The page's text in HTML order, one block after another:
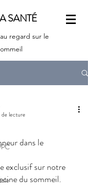
SANTÉ
regard sur le
de lecture
dans le
exclusif sur notre
du sommeil.